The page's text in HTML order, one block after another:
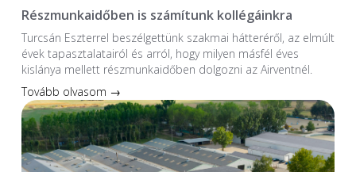
Részmunkaidőben is számítunk kollégáinkra
Turcsán Eszterrel beszélgettünk szakmai hátteréről, az elmúlt
évek tapasztalatairól és arról, hogy milyen másfél éves
kislánya mellett részmunkaidőben dolgozni az Airventnél.
Tovább olvasom →